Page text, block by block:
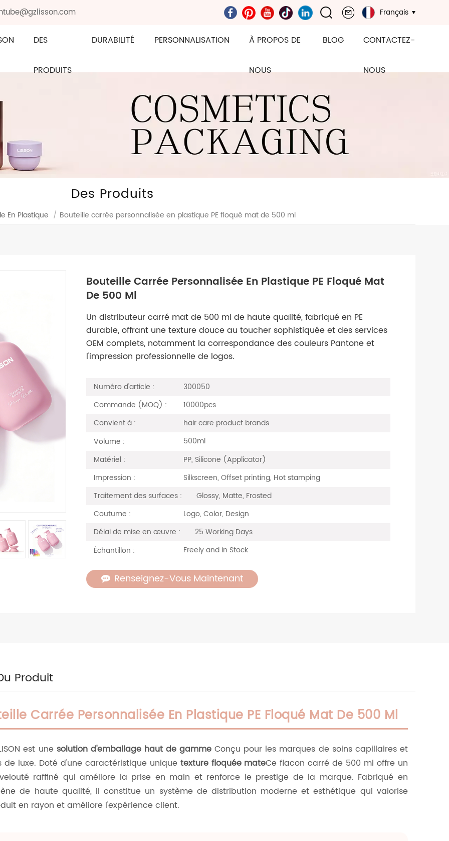
Français
DES
PRODUITS
DURABILITÉ PERSONNALISATION À PROPOS DE
NOUS
BLOG CONTACTEZ-
NOUS
Des Produits
En Plastique / Bouteille carrée personnalisée en plastique PE floqué mat de 500 ml
Bouteille Carrée Personnalisée En Plastique PE Floqué Mat
De 500 Ml
Un distributeur carré mat de 500 ml de haute qualité, fabriqué en PE
durable, offrant une texture douce au toucher sophistiquée et des services
OEM complets, notamment la correspondance des couleurs Pantone et
l'impression professionnelle de logos.
Numéro d'article :
300050
Commande (MOQ) :
10000pcs
Convient à :
hair care product brands
Volume :
500ml
Matériel :
PP, Silicone (Applicator)
Impression :
Silkscreen, Offset printing, Hot stamping
Traitement des surfaces :
Glossy, Matte, Frosted
Coutume :
Logo, Color, Design
Délai de mise en œuvre :
25 Working Days
Échantillon :
Freely and in Stock
Renseignez-Vous Maintenant
Produit
Carrée Personnalisée En Plastique PE Floqué Mat De 500 Ml
est une solution d'emballage haut de gamme Conçu pour les marques de soins capillaires et
de luxe. Doté d'une caractéristique unique texture floquée mateCe flacon carré de 500 ml offre un
raffiné qui améliore la prise en main et renforce le prestige de la marque. Fabriqué en
de haute qualité, il constitue un système de distribution moderne et esthétique qui valorise
en rayon et améliore l'expérience client.